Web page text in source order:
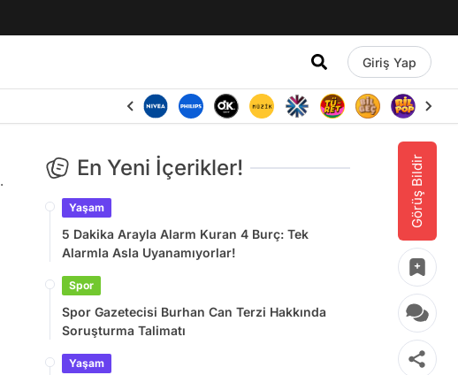
Giriş Yap
Görüş Bildir
En Yeni İçerikler!
Yaşam
5 Dakika Arayla Alarm Kuran 4 Burç: Tek
Alarmla Asla Uyanamıyorlar!
Spor
Spor Gazetecisi Burhan Can Terzi Hakkında
Soruşturma Talimatı
Yaşam